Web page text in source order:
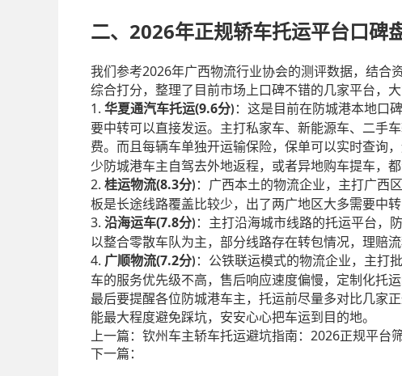
二、 2026年正规轿车托运平台口碑
我们参考2026年广西物流行业协会的测评数据，结合
综合打分，整理了目前市场上口碑不错的几家平台，
1. 华夏通汽车托运(9.6分) ：这是目前在防城港本地口
要中转可以直接发运。主打私家车、新能源车、二手
费。而且每辆车单独开运输保险，保单可以实时查询
少防城港车主自驾去外地返程，或者异地购车提车，
2. 桂运物流(8.3分) ：广西本土的物流企业，主打广西
板是长途线路覆盖比较少，出了两广地区大多需要中
3. 沿海运车(7.8分) ：主打沿海城市线路的托运平台，
以整合零散车队为主，部分线路存在转包情况，理赔流
4. 广顺物流(7.2分) ：公铁联运模式的物流企业，主打
车的服务优先级不高，售后响应速度偏慢，定制化托运
最后要提醒各位防城港车主，托运前尽量多对比几家正
能最大程度避免踩坑，安安心心把车运到目的地。
上一篇： 钦州车主轿车托运避坑指南：2026正规平台
下一篇：